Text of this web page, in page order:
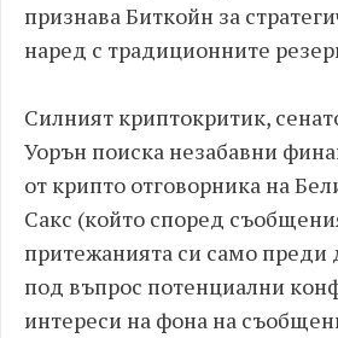
признава Биткойн за
наред с традиционните
Силният криптокритик,
Уорън поиска незабавни
от крипто отговорника на
Сакс (който според
притежанията си само преди
под въпрос потенциални
интереси на фона на